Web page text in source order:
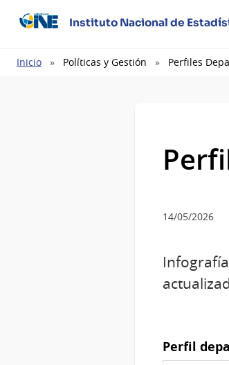
Instituto Nacional de
Ruta
Inicio Políticas y Gestión Perfiles
14/05/2026
Perfil